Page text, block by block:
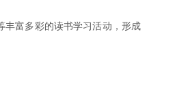
丰富多彩的读书学习活动，形成